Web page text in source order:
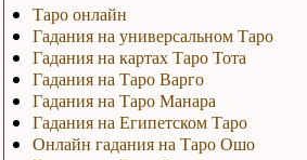
Таро онлайн
Гадания на универсальном Таро
Гадания на картах Таро Тота
Гадания на Таро Варго
Гадания на Таро Манара
Гадания на Египетском Таро
Онлайн гадания на Таро Ошо